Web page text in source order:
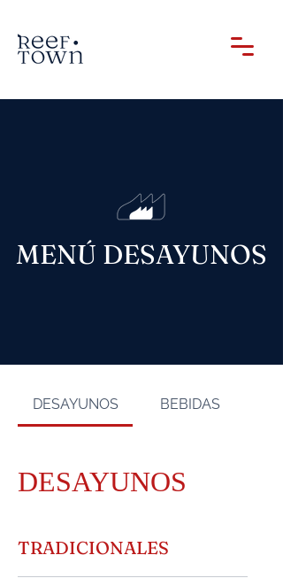
MENÚ DESAYUNOS
DESAYUNOS BEBIDAS
DESAYUNOS
TRADICIONALES